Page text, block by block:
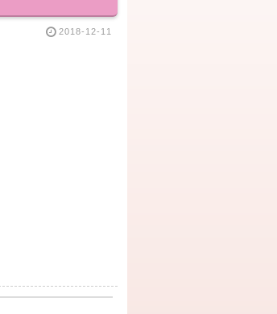
2018-12-11